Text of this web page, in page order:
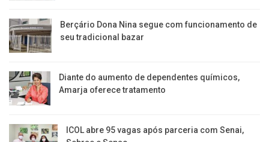
Berçário Dona Nina segue com funcionamento de
seu tradicional bazar
Diante do aumento de dependentes químicos,
Amarja oferece tratamento
ICOL abre 95 vagas após parceria com Senai,